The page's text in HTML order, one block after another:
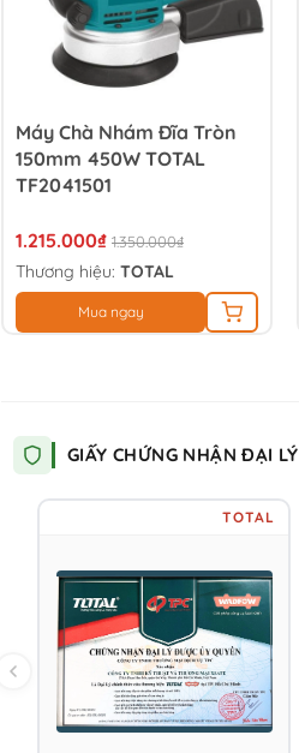
Máy Chà Nhám Đĩa Tròn
150mm 450W TOTAL
TF2041501
1.215.000₫ 1.350.000₫
Thương hiệu: TOTAL
Mua ngay
GIẤY CHỨNG NHẬN ĐẠI LÝ
TOTAL